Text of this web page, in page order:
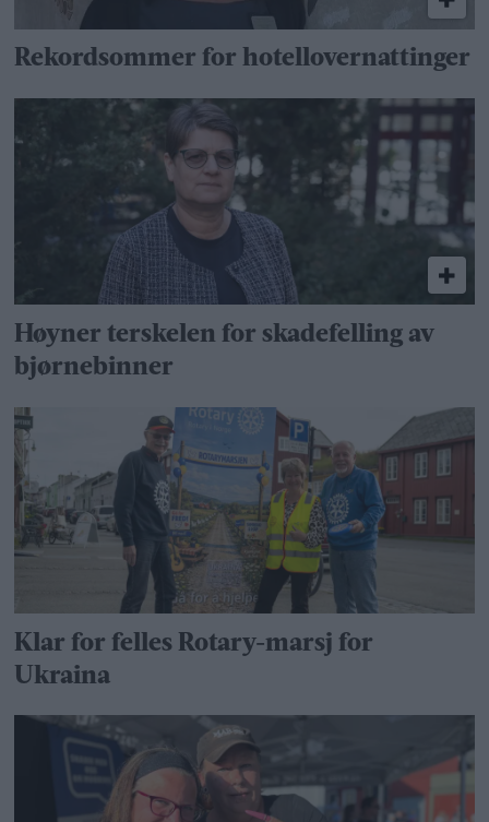
Rekordsommer for hotellovernattinger
Høyner terskelen for skadefelling av
bjørnebinner
Klar for felles Rotary-marsj for
Ukraina